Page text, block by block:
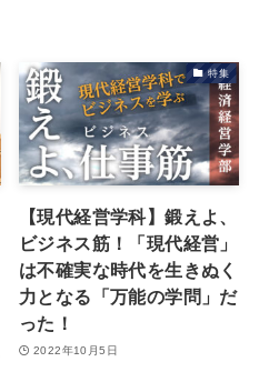
特集
【現代経営学科】鍛えよ、
ビジネス筋！「現代経営」
は不確実な時代を⽣きぬく
⼒となる「万能の学問」だ
った！
2022年10月5日